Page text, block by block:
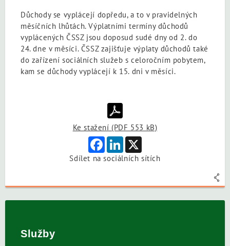
Důchody se vyplácejí dopředu, a to v pravidelných
měsíčních lhůtách. Výplatními termíny důchodů
vyplácených ČSSZ jsou doposud sudé dny od 2. do
24. dne v měsíci. ČSSZ zajišťuje výplaty důchodů také
do zařízení sociálních služeb s celoročním pobytem,
kam se důchody vyplácejí k 15. dni v měsíci.
Ke stažení (PDF 553 kB)
FacebookLinkedIn
Sdílet na sociálních sítích
Služby